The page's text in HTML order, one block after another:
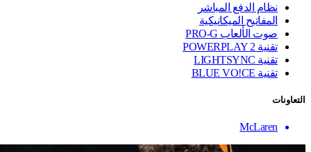
نظام الدفع المباشر
المفاتيح الميكانيكية
صوت الألعاب PRO-G
تقنية ‏POWERPLAY 2
تقنية LIGHTSYNC
تقنية BLUE VO!CE
التعاونات
McLaren